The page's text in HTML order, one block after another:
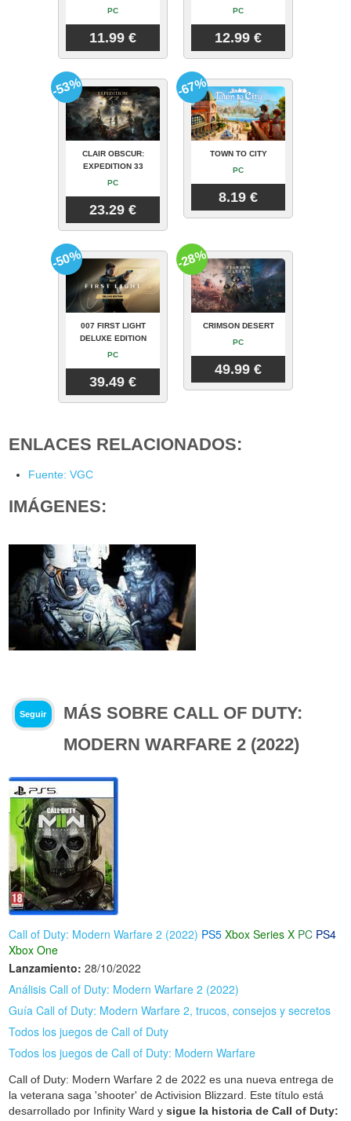
PC
11.99 €
PC
12.99 €
CLAIR OBSCUR:
EXPEDITION 33
PC
23.29 €
-53%
TOWN TO CITY
PC
8.19 €
-67%
007 FIRST LIGHT
DELUXE EDITION
PC
39.49 €
-50%
CRIMSON DESERT
PC
49.99 €
-28%
ENLACES RELACIONADOS:
Fuente: VGC
IMÁGENES:
Seguir
MÁS SOBRE CALL OF DUTY:
MODERN WARFARE 2 (2022)
Call of Duty: Modern Warfare 2 (2022) PS5 Xbox Series X PC PS4
Xbox One
Lanzamiento: 28/10/2022
Análisis Call of Duty: Modern Warfare 2 (2022)
Guía Call of Duty: Modern Warfare 2, trucos, consejos y secretos
Todos los juegos de Call of Duty
Todos los juegos de Call of Duty: Modern Warfare
Call of Duty: Modern Warfare 2 de 2022 es una nueva entrega de
la veterana saga 'shooter' de Activision Blizzard. Este título está
desarrollado por Infinity Ward ysigue la historia de Call of Duty: